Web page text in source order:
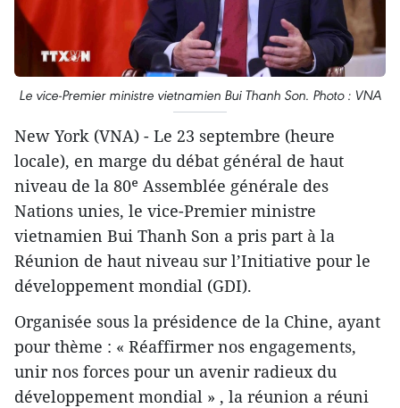
Le vice-Premier ministre vietnamien Bui Thanh Son. Photo : VNA
New York (VNA) - Le 23 septembre (heure
locale), en marge du débat général de haut
niveau de la 80ᵉ Assemblée générale des
Nations unies, le vice-Premier ministre
vietnamien Bui Thanh Son a pris part à la
Réunion de haut niveau sur l’Initiative pour le
développement mondial (GDI).
Organisée sous la présidence de la Chine, ayant
pour thème : « Réaffirmer nos engagements,
unir nos forces pour un avenir radieux du
développement mondial » , la réunion a réuni